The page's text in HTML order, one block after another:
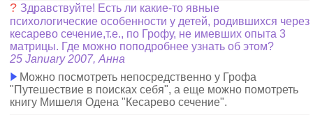
? Здравствуйте! Есть ли какие-то явные
психологические особенности у детей, родившихся через
кесарево сечение,т.е., по Грофу, не имевших опыта 3
матрицы. Где можно поподробнее узнать об этом?
25 January 2007, Анна
Можно посмотреть непосредственно у Грофа
"Путешествие в поисках себя", а еще можно помотреть
книгу Мишеля Одена "Кесарево сечение".